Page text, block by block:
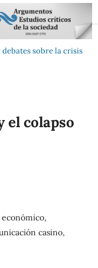
debates sobre la crisis
el colapso
casino,